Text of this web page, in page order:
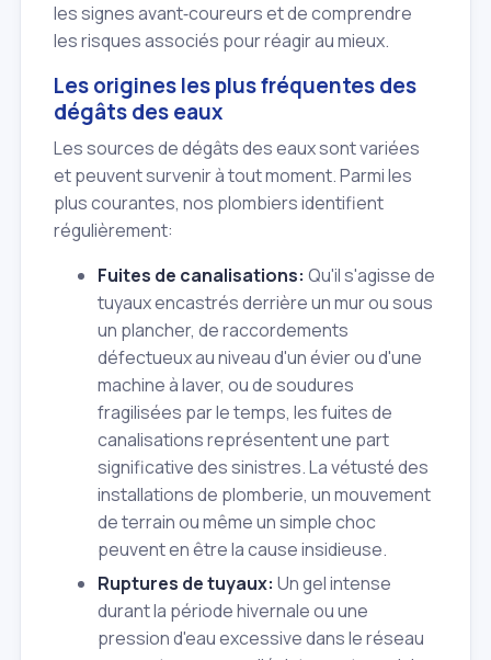
les signes avant‑coureurs et de comprendre
les risques associés pour réagir au mieux.
Les origines les plus fréquentes des
dégâts des eaux
Les sources de dégâts des eaux sont variées
et peuvent survenir à tout moment. Parmi les
plus courantes, nos plombiers identifient
régulièrement:
Fuites de canalisations: Qu'il s'agisse de
tuyaux encastrés derrière un mur ou sous
un plancher, de raccordements
défectueux au niveau d'un évier ou d'une
machine à laver, ou de soudures
fragilisées par le temps, les fuites de
canalisations représentent une part
significative des sinistres. La vétusté des
installations de plomberie, un mouvement
de terrain ou même un simple choc
peuvent en être la cause insidieuse.
Ruptures de tuyaux: Un gel intense
durant la période hivernale ou une
pression d'eau excessive dans le réseau